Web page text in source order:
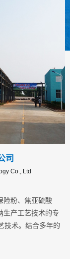
司
Co., Ltd
险粉、焦亚硫酸
生产工艺技术的专
技术。结合多年的